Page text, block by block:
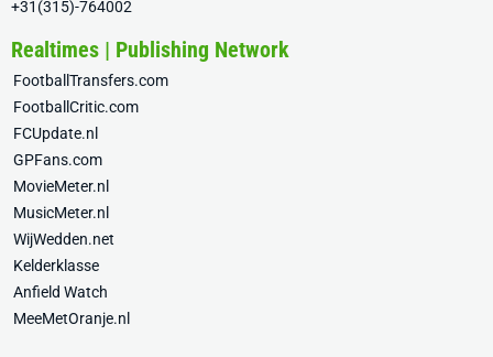
+31(315)-764002
Realtimes | Publishing Network
FootballTransfers.com
FootballCritic.com
FCUpdate.nl
GPFans.com
MovieMeter.nl
MusicMeter.nl
WijWedden.net
Kelderklasse
Anfield Watch
MeeMetOranje.nl